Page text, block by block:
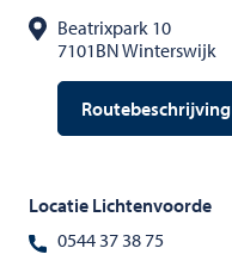
Beatrixpark 10
7101BN Winterswijk
Routebeschrijving
Locatie Lichtenvoorde
0544 37 38 75